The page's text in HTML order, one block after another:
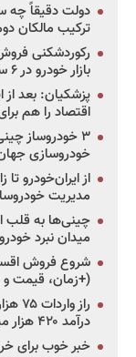
دولت دقیقاً چه
ترکیب مالکان
رکوردشکنی
بازار خودرو در ۶ سال اخیر
پزشکیان: بعد از
اقتصاد را هم
خودروسازی
از ایران‌خودرو
مدیریت
میدان نبرد
(+زمان، قیمت
درآمد ۴۲۰ هزار میلیاردی دولت؟
خبر خوب برای